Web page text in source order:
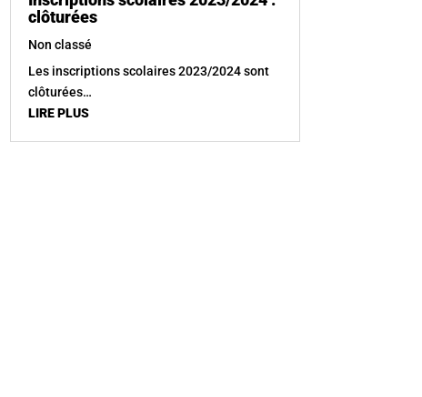
clôturées
Non classé
Les inscriptions scolaires 2023/2024 sont
clôturées…
LIRE PLUS